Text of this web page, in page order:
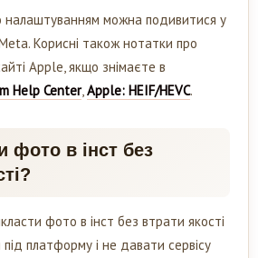
налаштуванням можна подивитися у
Корисні також нотатки про
Apple, якщо знімаєте в
Help Center,Apple: HEIF/HEVC.
фото в інст без
фото в інст без втрати якості
платформу і не давати сервісу